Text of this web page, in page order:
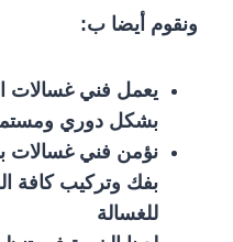
ونقوم أيضا ب:
يعمل فني غسالات
بشكل دوري
نؤمن فني غسالات
بفك وتركيب كافة
للغسالة